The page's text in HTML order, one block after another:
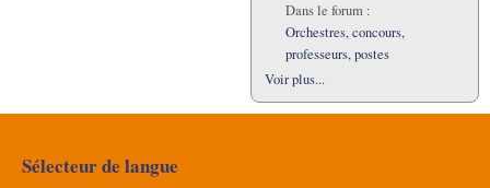
Dans le forum :
Orchestres, concours,
professeurs, postes
Voir plus...
Sélecteur de langue